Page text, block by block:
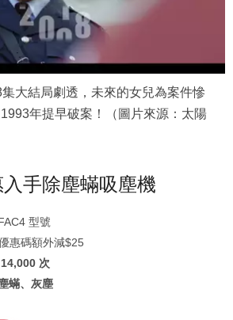
集大結局劇透，未來的女兒為案件慘
年提早破案！（圖片來源：太陽
手除塵蟎吸塵機
型號
惠碼額外減$25
次
蟎、灰塵